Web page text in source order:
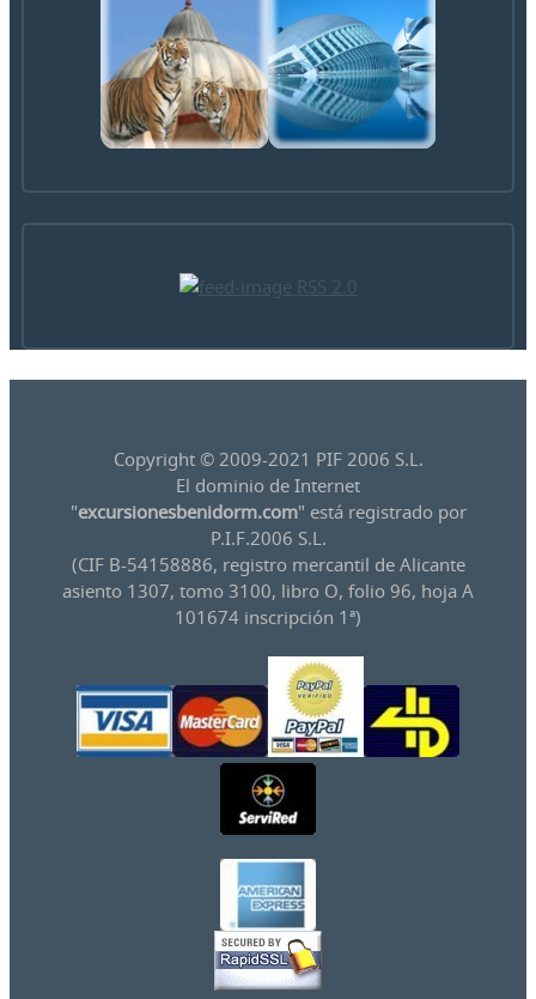
RSS 2.0
Copyright © 2009-2021 PIF 2006 S.L.
El dominio de Internet
"excursionesbenidorm.com" está registrado por
P.I.F.2006 S.L.
(CIF B-54158886, registro mercantil de Alicante
asiento 1307, tomo 3100, libro O, folio 96, hoja A
101674 inscripción 1ª)